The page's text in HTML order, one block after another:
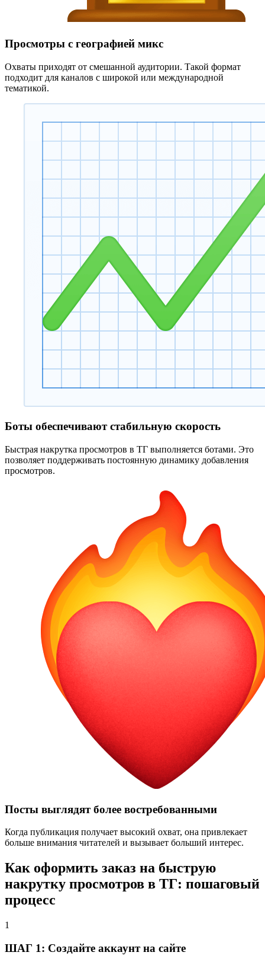
Просмотры с географией микс
Охваты приходят от смешанной аудитории. Такой формат
подходит для каналов с широкой или международной
тематикой.
Боты обеспечивают стабильную скорость
Быстрая накрутка просмотров в ТГ выполняется ботами. Это
позволяет поддерживать постоянную динамику добавления
просмотров.
Посты выглядят более востребованными
Когда публикация получает высокий охват, она привлекает
больше внимания читателей и вызывает больший интерес.
Как оформить заказ на быструю
накрутку просмотров в ТГ: пошаговый
процесс
1
ШАГ 1: Создайте аккаунт на сайте